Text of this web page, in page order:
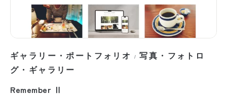
ギャラリー・ポートフォリオ /写真・フォトロ
グ・ギャラリー
Remember Ⅱ